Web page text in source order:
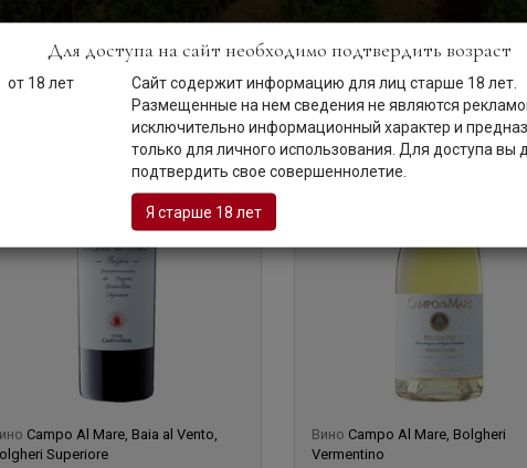
0,75 л
Campo Al Mare, Baia al Vento,
Superiore
Вино Campo Al Mare, Bolgheri
Vermentino
Для доступа на сайт необходимо подтвердить возраст
Сайт содержит информацию для лиц старше 18 лет.
Размещенные на нем сведения не являются
исключительно информационный характер и
только для личного использования. Для доступа вы
подтвердить свое совершеннолетие.
Я старше 18 лет